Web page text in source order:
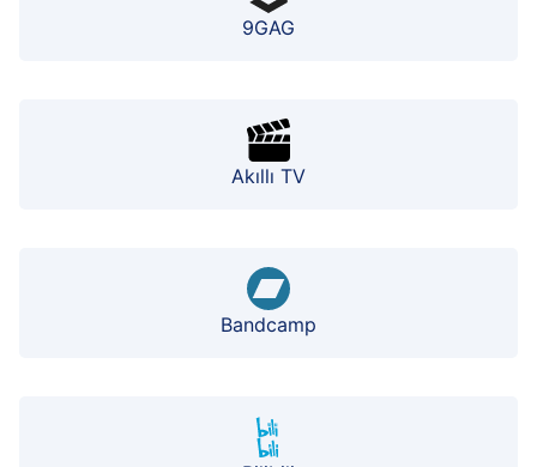
9GAG
Akıllı TV
Bandcamp